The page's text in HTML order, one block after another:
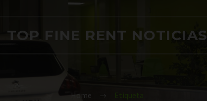
TOP FINE RENT NOTICIAS
Home Etiqueta